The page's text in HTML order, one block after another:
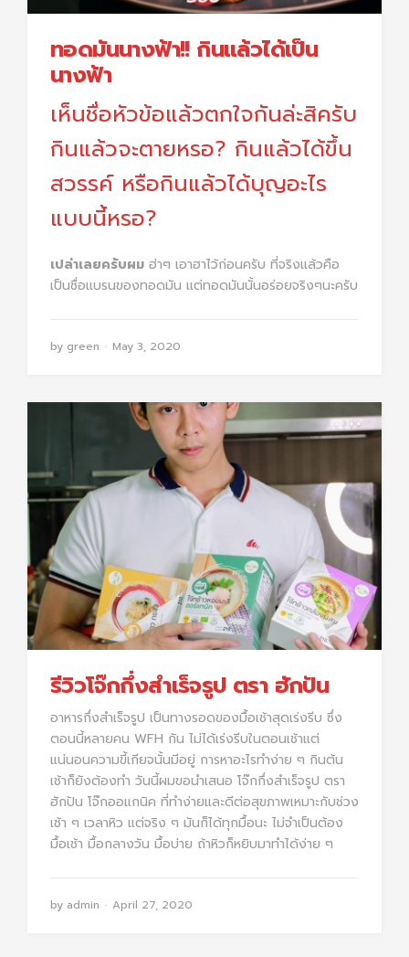
ทอดมันนางฟ้า!! กินแล้วได้เป็น
นางฟ้า
เห็นชื่อหัวข้อแล้วตกใจกันล่ะสิครับ
กินแล้วจะตายหรอ? กินแล้วได้ขึ้น
สวรรค์ หรือกินแล้วได้บุญอะไร
แบบนี้หรอ?
เปล่าเลยครับผม ฮ่าๆ เอาฮาไว้ก่อนครับ ที่จริงแล้วคือ
เป็นชื่อแบรนของทอดมัน แต่ทอดมันนั้นอร่อยจริงๆนะครับ
by green May 3, 2020
รีวิวโจ๊กกึ่งสำเร็จรูป ตรา ฮักปัน
อาหารกึ่งสำเร็จรูป เป็นทางรอดของมื้อเช้าสุดเร่งรีบ ซึ่ง
ตอนนี้หลายคน WFH กัน ไม่ได้เร่งรีบในตอนเช้าแต่
แน่นอนความขี้เกียจนั้นมีอยู่ การหาอะไรทำง่าย ๆ กินต้น
เช้าก็ยังต้องทำ วันนี้ผมขอนำเสนอ โจ๊กกึ่งสำเร็จรูป ตรา
ฮักปัน โจ๊กออแกนิค ที่ทำง่ายและดีต่อสุขภาพเหมาะกับช่วง
เช้า ๆ เวลาหิว แต่จริง ๆ มันก็ได้ทุกมื้อนะ ไม่จำเป็นต้อง
มื้อเช้า มื้อกลางวัน มื้อบ่าย ถ้าหิวก็หยิบมาทำได้ง่าย ๆ
by admin April 27, 2020